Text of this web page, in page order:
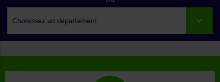
Choisissez un département